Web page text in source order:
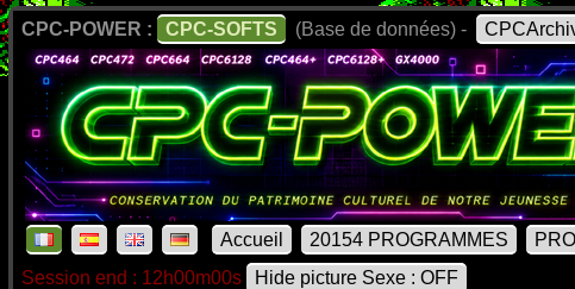
CPC-POWER : CPC-SOFTS (Base de données) -
Accueil 20154 PROGRAMMES
Session end : 12h00m00s
Hide picture Sexe : OFF